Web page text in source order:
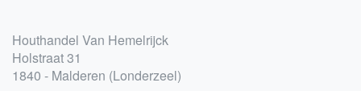
Houthandel Van Hemelrijck
Holstraat 31
1840 - Malderen (Londerzeel)